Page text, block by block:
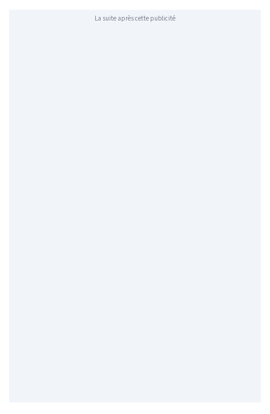
La suite après cette publicité